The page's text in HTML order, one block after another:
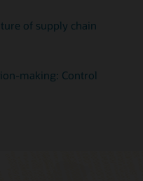
of supply chain
making: Control